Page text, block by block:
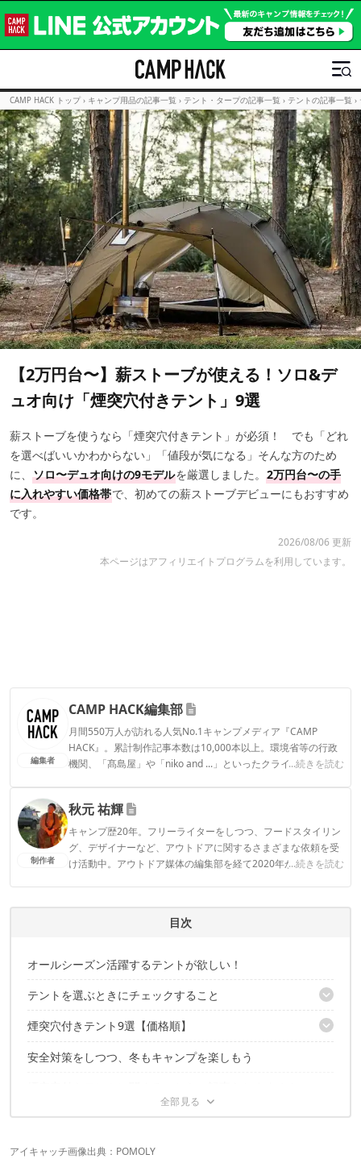
CAMP HACK トップ › キャンプ用品の記事一覧 › テント・タープの記事一覧 › テントの記事一覧 ›
【2万円台〜】薪ストーブが使える！ソロ&デ
ュオ向け「煙突穴付きテント」9選
薪ストーブを使うなら「煙突穴付きテント」が必須！ でも「どれ
を選べばいいかわからない」「値段が気になる」そんな方のため
に、 ソロ〜デュオ向けの9モデルを厳選しました。 2万円台〜の手
に入れやすい価格帯で、初めての薪ストーブデビューにもおすすめ
です。
2026/08/06 更新
本ページはアフィリエイトプログラムを利用しています。
編集者
CAMP HACK編集部
月間550万人が訪れる人気No.1キャンプメディア『CAMP
HACK』。累計制作記事本数は10,000本以上。環境省等の行政
機関、「髙島屋」や「niko and ...」といったクライアントとの
...続きを読む
CAMP HACK編集部のプロフィール
制作者
秋元 祐輝
キャンプ歴20年。フリーライターをしつつ、フードスタイリン
グ、デザイナーなど、アウトドアに関するさまざまな依頼を受
け活動中。アウトドア媒体の編集部を経て2020年からフリーラ
...続きを読む
目次
オールシーズン活躍するテントが欲しい！
テントを選ぶときにチェックすること
1｜煙突穴付きか
3｜テント生地は、難燃性のあるTC素材がベター
煙突穴付きテント9選【価格順】
1｜GOGlamping「G・G PUP2.0 パップテント セット」26,960円
3｜WAQ「Alpha TC SOLO DX」33,800円
4｜POMOLY「Dune Solo」33,899円
7｜OneTigris「SOLO HOMESTEAD TC」42,000〜46,000円
安全対策をしつつ、冬もキャンプを楽しもう
アイキャッチ画像出典： POMOLY